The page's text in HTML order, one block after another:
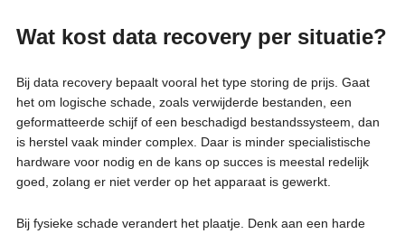
Wat kost data recovery per situatie?
Bij data recovery bepaalt vooral het type storing de prijs. Gaat
het om logische schade, zoals verwijderde bestanden, een
geformatteerde schijf of een beschadigd bestandssysteem, dan
is herstel vaak minder complex. Daar is minder specialistische
hardware voor nodig en de kans op succes is meestal redelijk
goed, zolang er niet verder op het apparaat is gewerkt.
Bij fysieke schade verandert het plaatje. Denk aan een harde